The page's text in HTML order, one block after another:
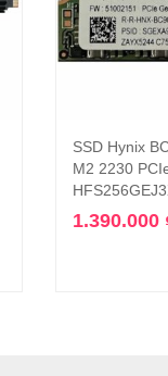
Thêm
SSD Hynix
M2 2230
1.390.000